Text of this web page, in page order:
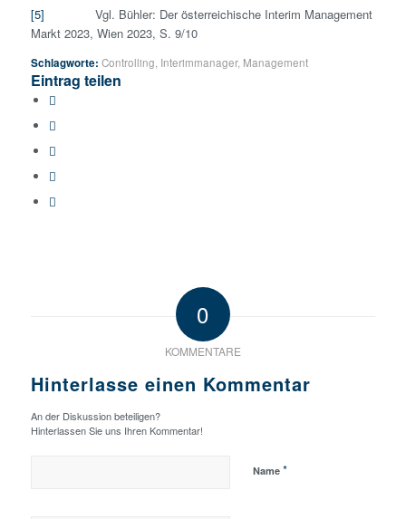
[5] Vgl. Bühler: Der österreichische Interim Management
Markt 2023, Wien 2023, S. 9/10
Schlagworte: Controlling, Interimmanager, Management
Eintrag teilen
0
KOMMENTARE
Hinterlasse einen Kommentar
An der Diskussion beteiligen?
Hinterlassen Sie uns Ihren Kommentar!
Name *